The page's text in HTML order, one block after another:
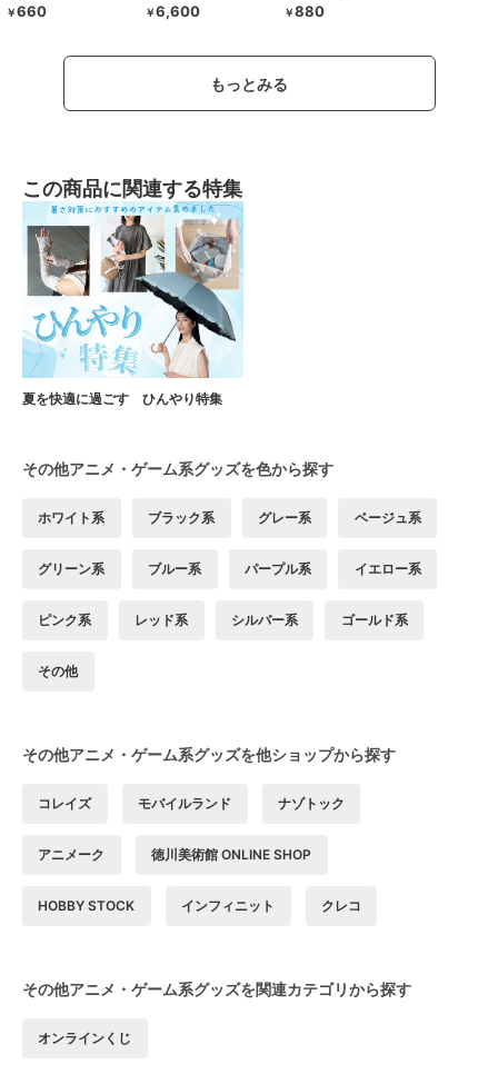
￥660 ￥6,600 ￥880
もっとみる
この商品に関連する特集
夏を快適に過ごす ひんやり特集
その他アニメ・ゲーム系グッズを色から探す
ホワイト系 ブラック系 グレー系 ベージュ系
グリーン系 ブルー系 パープル系 イエロー系
ピンク系 レッド系 シルバー系 ゴールド系
その他
その他アニメ・ゲーム系グッズを他ショップから探す
コレイズ モバイルランド ナゾトック
アニメーク 徳川美術館 ONLINE SHOP
HOBBY STOCK インフィニット クレコ
その他アニメ・ゲーム系グッズを関連カテゴリから探す
オンラインくじ